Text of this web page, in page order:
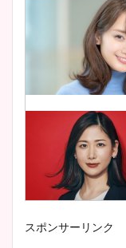
スポンサーリンク